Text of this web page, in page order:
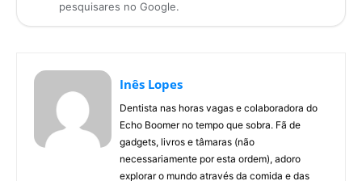
pesquisares no Google.
Inês Lopes
Dentista nas horas vagas e colaboradora do
Echo Boomer no tempo que sobra. Fã de
gadgets, livros e tâmaras (não
necessariamente por esta ordem), adoro
explorar o mundo através da comida e das